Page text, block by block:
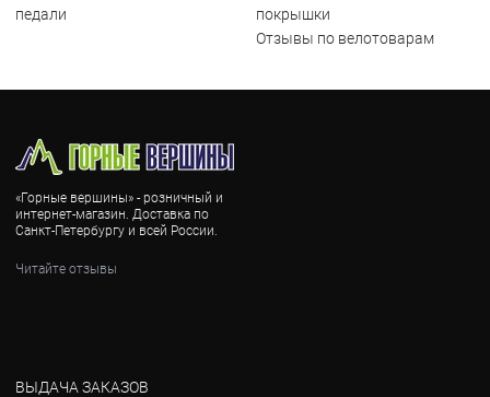
педали
покрышки
Отзывы по велотоварам
«Горные вершины» - розничный и
интернет-магазин. Доставка по
Санкт-Петербургу и всей России.
Читайте отзывы
ВЫДАЧА ЗАКАЗОВ